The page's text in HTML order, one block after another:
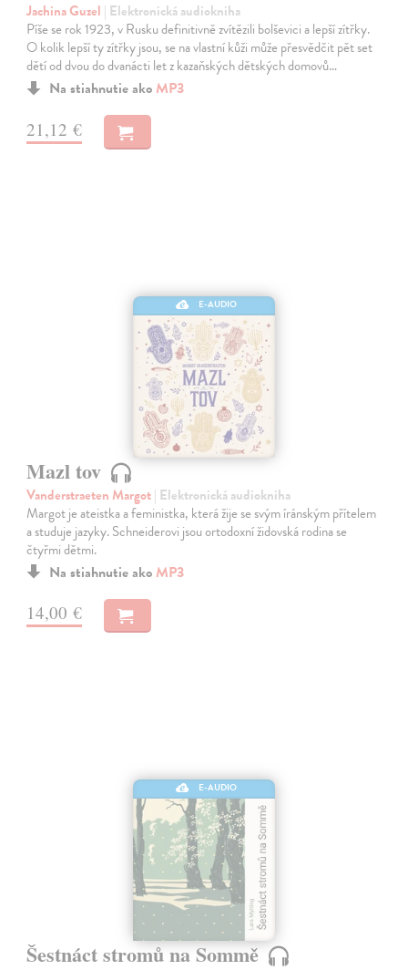
Jachina Guzel | Elektronická audiokniha
Píše se rok 1923, v Rusku definitivně zvítězili bolševici a lepší zítřky.
O kolik lepší ty zítřky jsou, se na vlastní kůži může přesvědčit pět set
dětí od dvou do dvanácti let z kazaňských dětských domovů…
Na stiahnutie ako MP3
21,12 €
E-AUDIO
Mazl tov
Vanderstraeten Margot| Elektronická audiokniha
Margot je ateistka a feministka, která žije se svým íránským přítelem
a studuje jazyky. Schneiderovi jsou ortodoxní židovská rodina se
čtyřmi dětmi.
Na stiahnutie ako MP3
14,00 €
E-AUDIO
Šestnáct stromů na Sommě